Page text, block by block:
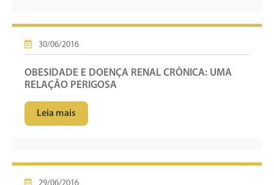
30/06/2016
OBESIDADE E DOENÇA RENAL CRÔNICA: UMA
RELAÇÃO PERIGOSA
Leia mais